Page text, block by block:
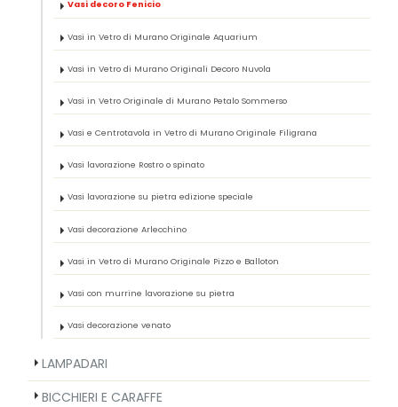
Vasi decoro Fenicio
Vasi in Vetro di Murano Originale Aquarium
Vasi in Vetro di Murano Originali Decoro Nuvola
Vasi in Vetro Originale di Murano Petalo Sommerso
Vasi e Centrotavola in Vetro di Murano Originale Filigrana
Vasi lavorazione Rostro o spinato
Vasi lavorazione su pietra edizione speciale
Vasi decorazione Arlecchino
Vasi in Vetro di Murano Originale Pizzo e Balloton
Vasi con murrine lavorazione su pietra
Vasi decorazione venato
LAMPADARI
BICCHIERI E CARAFFE